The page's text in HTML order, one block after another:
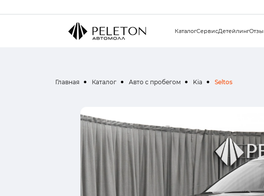
КаталогСервисДетейлинг
Главная Каталог Авто с пробегом Kia Seltos